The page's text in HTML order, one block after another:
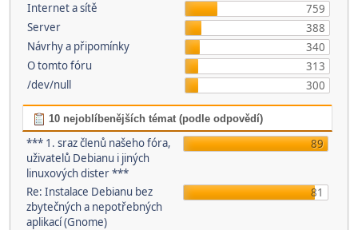
Internet a sítě
759
Server
388
Návrhy a připomínky
340
O tomto fóru
313
/dev/null
300
10 nejoblíbenějších témat (podle odpovědí)
*** 1. sraz členů našeho fóra,
uživatelů Debianu i jiných
linuxových dister ***
89
Re: Instalace Debianu bez
zbytečných a nepotřebných
aplikací (Gnome)
81